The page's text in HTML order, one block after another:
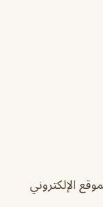
الإلكتروني